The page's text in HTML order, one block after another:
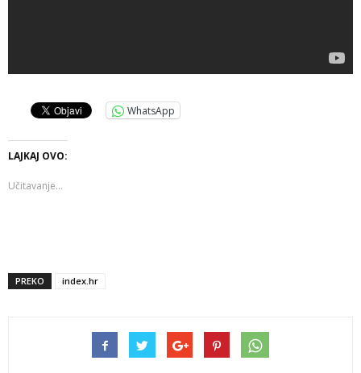
WhatsApp
LAJKAJ OVO:
Učitavanje...
PREKO index.hr